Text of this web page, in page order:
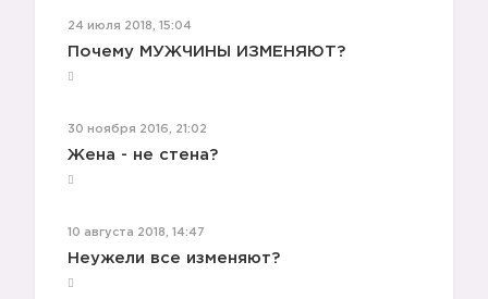
24 июля 2018, 15:04
Почему МУЖЧИНЫ ИЗМЕНЯЮТ?
30 ноября 2016, 21:02
Жена - не стена?
10 августа 2018, 14:47
Неужели все изменяют?